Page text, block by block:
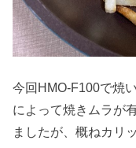
今回HMO-F100で焼
によって焼きムラが
ましたが、概ねカリ